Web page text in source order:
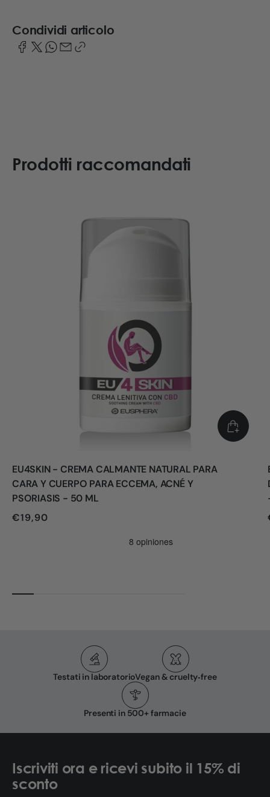
Condividi articolo
Prodotti raccomandati
EU4SKIN - CREMA CALMANTE NATURAL PARA
CARA Y CUERPO PARA ECCEMA, ACNÉ Y
PSORIASIS - 50 ML
€19,90
Testati in laboratorioVegan & cruelty‑free
Presenti in 500+ farmacie
Iscriviti ora e ricevi subito il 15% di
sconto